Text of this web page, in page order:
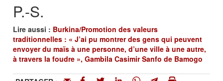
P.-S.
Lire aussi : Burkina/Promotion des valeurs
traditionnelles : « J’ai pu montrer des gens qui peuvent
envoyer du maïs à une personne, d’une ville à une autre,
à travers la foudre », Gambila Casimir Sanfo de Bamogo